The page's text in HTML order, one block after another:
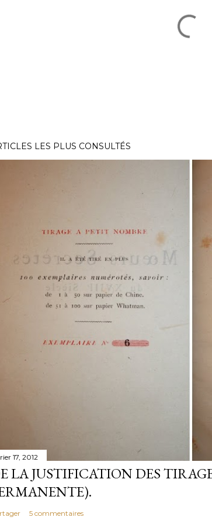
LES PLUS CONSULTÉS
17, 2012
LA JUSTIFICATION DES
5 commentaires